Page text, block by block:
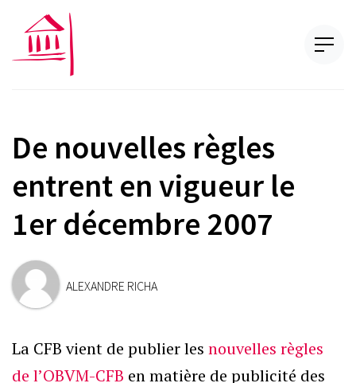
De nouvelles règles
entrent en vigueur le
1er décembre 2007
ALEXANDRE RICHA
La CFB vient de publier les nouvelles règles
de l’OBVM-CFB en matière de publicité des